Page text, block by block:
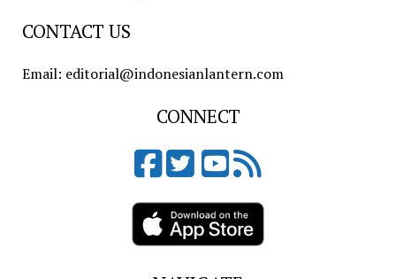
CONTACT US
Email: editorial@indonesianlantern.com
CONNECT